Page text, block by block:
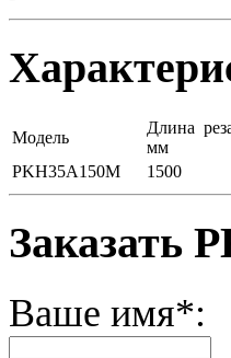
Модель
Длина
мм
PKH35A150M
1500
Заказать
Ваше имя*: